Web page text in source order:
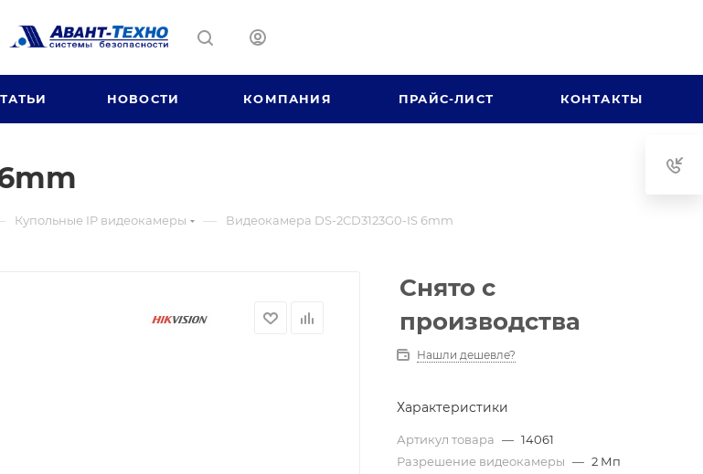
НОВОСТИ КОМПАНИЯ ПРАЙС-ЛИСТ КОНТАКТЫ
Купольные IP видеокамеры — Видеокамера DS-2CD3123G0-IS 6mm
Снято с
производства
Нашли дешевле?
Характеристики
Артикул товара — 14061
Разрешение видеокамеры — 2 Мп